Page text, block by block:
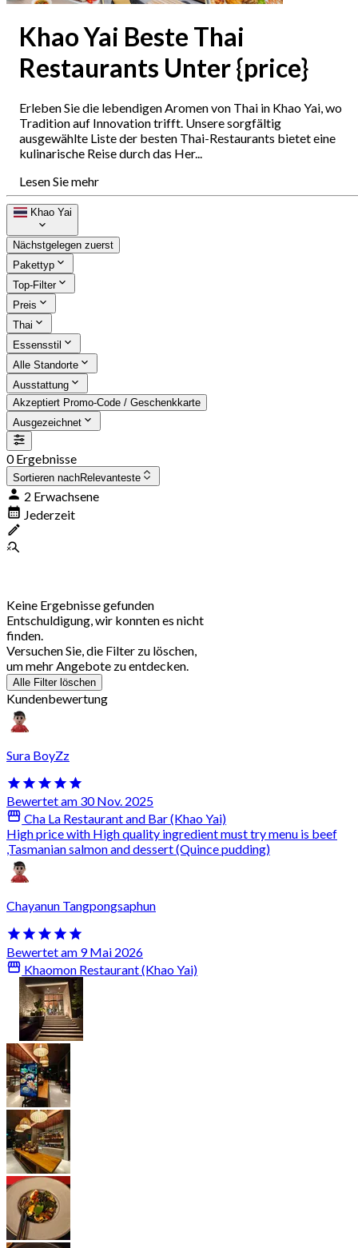
Khao Yai Beste Thai
Restaurants Unter {price}
Erleben Sie die lebendigen Aromen von Thai in Khao Yai, wo
Tradition auf Innovation trifft. Unsere sorgfältig
ausgewählte Liste der besten Thai-Restaurants bietet eine
kulinarische Reise durch das Her...
Lesen Sie mehr
Khao Yai
Nächstgelegen zuerst
Pakettyp
Top-Filter
Preis
Thai
Essensstil
Alle Standorte
Ausstattung
Akzeptiert Promo-Code / Geschenkkarte
Ausgezeichnet
0 Ergebnisse
Sortieren nachRelevanteste
2 Erwachsene
Jederzeit
Keine Ergebnisse gefunden
Entschuldigung, wir konnten es nicht
finden.
Versuchen Sie, die Filter zu löschen,
um mehr Angebote zu entdecken.
Alle Filter löschen
Kundenbewertung
Sura BoyZz
Bewertet am 30 Nov. 2025
Cha La Restaurant and Bar (Khao Yai)
High price with High quality ingredient must try menu is beef
,Tasmanian salmon and dessert (Quince pudding)
Chayanun Tangpongsaphun
Bewertet am 9 Mai 2026
Khaomon Restaurant (Khao Yai)